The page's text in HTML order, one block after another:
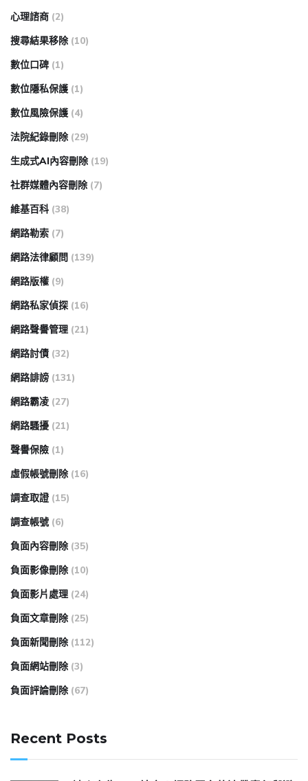
心理諮商 (2)
搜尋結果移除 (10)
數位口碑 (1)
數位隱私保護 (1)
數位風險保護 (4)
法院紀錄刪除 (29)
生成式AI內容刪除 (19)
社群媒體內容刪除 (7)
維基百科 (38)
網路勒索 (7)
網路法律顧問 (139)
網路版權 (9)
網路私家偵探 (16)
網路聲譽管理 (21)
網路討債 (32)
網路誹謗 (131)
網路霸凌 (27)
網路騷擾 (21)
聲譽保險 (1)
虛假帳號刪除 (16)
調查取證 (15)
調查帳號 (6)
負面內容刪除 (35)
負面影像刪除 (10)
負面影片處理 (24)
負面文章刪除 (25)
負面新聞刪除 (112)
負面網站刪除 (3)
負面評論刪除 (67)
Recent Posts